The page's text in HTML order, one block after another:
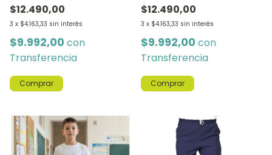
$12.490,00
3 x $4.163,33 sin interés
$9.992,00 con
Transferencia
Comprar
$12.490,00
3 x $4.163,33 sin interés
$9.992,00 con
Transferencia
Comprar